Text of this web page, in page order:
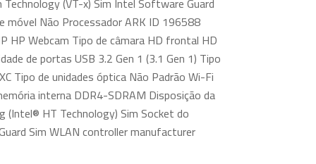
móvel Não Processador ARK ID 196588
HP Webcam Tipo de câmara HD frontal HD
de portas USB 3.2 Gen 1 (3.1 Gen 1) Tipo
Tipo de unidades óptica Não Padrão Wi-Fi
interna DDR4-SDRAM Disposição da
(Intel® HT Technology) Sim Socket do
Sim WLAN controller manufacturer